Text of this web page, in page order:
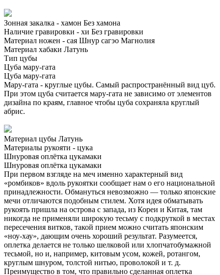
Зонная закалка - хамон Без хамона
Наличие гравировки - хи Без гравировки
Материал ножен - сая Шнур сагэо Магнолия
Материал хабаки Латунь
Тип цубы
Цуба мару-гата
Цуба мару-гата
Мару-гата - круглые цубы. Самый распространённый вид цуб.
При этом цуба считается мару-гата не зависимо от элементов
дизайна по краям, главное чтобы цуба сохраняла круглый
абрис.
Материал цубы Латунь
Материалы рукояти - цука
Шнуровая оплётка цукамаки
Шнуровая оплётка цукамаки
При первом взгляде на меч именно характерный вид
«ромбиков» вдоль рукоятки сообщает нам о его национальной
принадлежности. Обмануться невозможно — только японские
мечи отличаются подобным стилем. Хотя идея обматывать
рукоять пришла на острова с запада, из Кореи и Китая, там
никогда не применяли широкую тесьму с подкруткой в местах
пересечения витков, такой прием можно считать японским
«ноу-хау», дающим очень хороший результат. Разумеется,
оплетка делается не только шелковой или хлопчатобумажной
тесьмой, но и, например, китовым усом, кожей, ротангом,
круглым шнуром, толстой нитью, проволокой и т. д.
Преимущество в том, что правильно сделанная оплетка